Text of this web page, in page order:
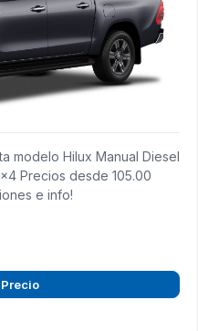
modelo Hilux Manual Diesel
Precios desde 105.00
e info!